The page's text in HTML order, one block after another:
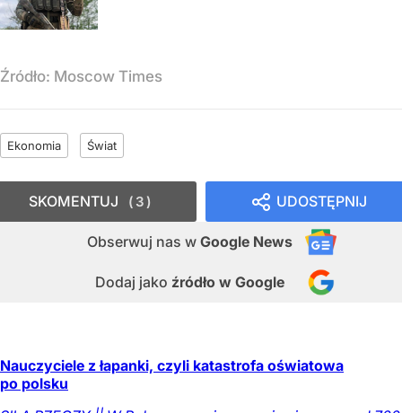
Źródło: Moscow Times
Ekonomia Świat
UDOSTĘPNIJ
Obserwuj nas w Google News
Dodaj jako źródło w Google
SKOMENTUJ 3
Nauczyciele z łapanki, czyli katastrofa oświatowa
po polsku